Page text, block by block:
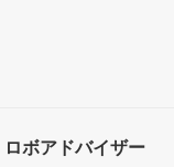
ロボアドバイザー